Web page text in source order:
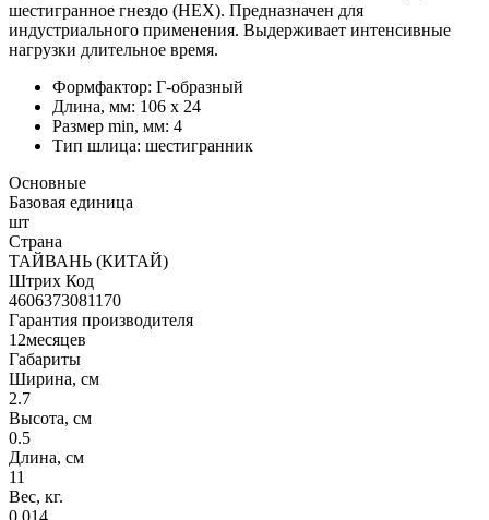
шестигранное гнездо (HEX). Предназначен для
индустриального применения. Выдерживает интенсивные
нагрузки длительное время.
Формфактор: Г-образный
Длина, мм: 106 х 24
Размер min, мм: 4
Тип шлица: шестигранник
Основные
Базовая единица
шт
Страна
ТАЙВАНЬ (КИТАЙ)
Штрих Код
4606373081170
Гарантия производителя
12месяцев
Габариты
Ширина, см
2.7
Высота, см
0.5
Длина, см
11
Вес, кг.
0.014